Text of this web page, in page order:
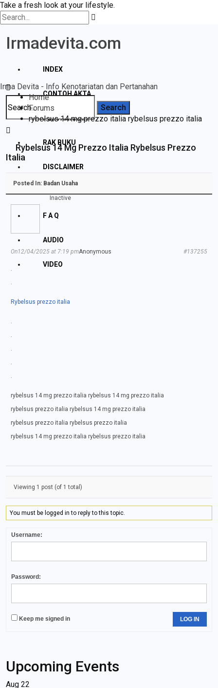
Take a fresh look at your lifestyle.
Irmadevita.com
INDEX
CONTOH AKTA
PERTANAHAN
RAK BUKU
DISCLAIMER
F A Q
AUDIO
VIDEO
Irma Devita - Info Kenotariatan dan Pertanahan
Home
Forums
rybelsus 14 mg prezzo italia rybelsus prezzo italia
Rybelsus 14 Mg Prezzo Italia Rybelsus Prezzo
Italia
Posted In: Badan Usaha
Inactive
Anonymous
On12/04/2025 at 7:19 pm #137255
.
.
Rybelsus prezzo italia
.
.
.
.
.
rybelsus 14 mg prezzo italia rybelsus 14 mg prezzo italia
rybelsus prezzo italia rybelsus 14 mg prezzo italia
rybelsus prezzo italia rybelsus prezzo italia
rybelsus 14 mg prezzo italia rybelsus prezzo italia
Viewing 1 post (of 1 total)
You must be logged in to reply to this topic.
Username:
Password:
Keep me signed in LOG IN
Upcoming Events
Aug 22